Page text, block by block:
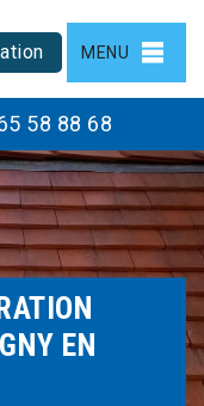
MENU
58 88 68
EN